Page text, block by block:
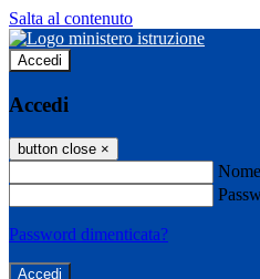
Salta al contenuto
Accedi
Accedi
button close ×
Password dimenticata?